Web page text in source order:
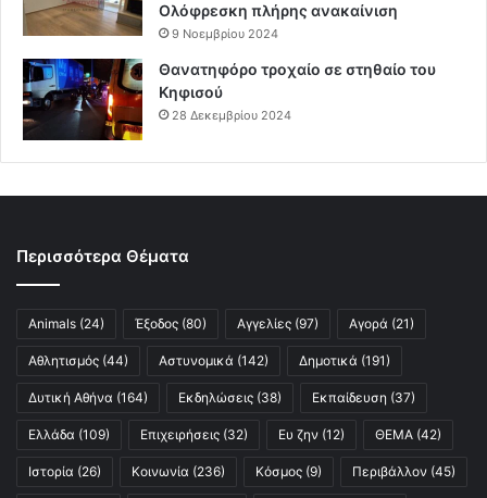
Ολόφρεσκη πλήρης ανακαίνιση
9 Νοεμβρίου 2024
Θανατηφόρο τροχαίο σε στηθαίο του
Κηφισού
28 Δεκεμβρίου 2024
Περισσότερα Θέματα
Animals (24) Έξοδος (80) Αγγελίες (97) Αγορά (21)
Αθλητισμός (44) Αστυνομικά (142) Δημοτικά (191)
Δυτική Αθήνα (164) Εκδηλώσεις (38) Εκπαίδευση (37)
Ελλάδα (109) Επιχειρήσεις (32) Ευ ζην (12) ΘΕΜΑ (42)
Ιστορία (26) Κοινωνία (236) Κόσμος (9) Περιβάλλον (45)